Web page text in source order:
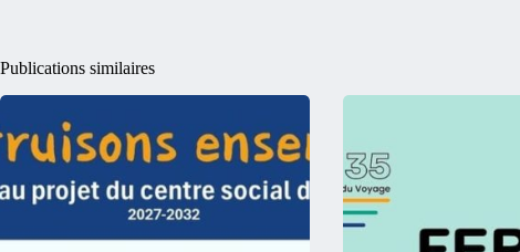
Publications similaires